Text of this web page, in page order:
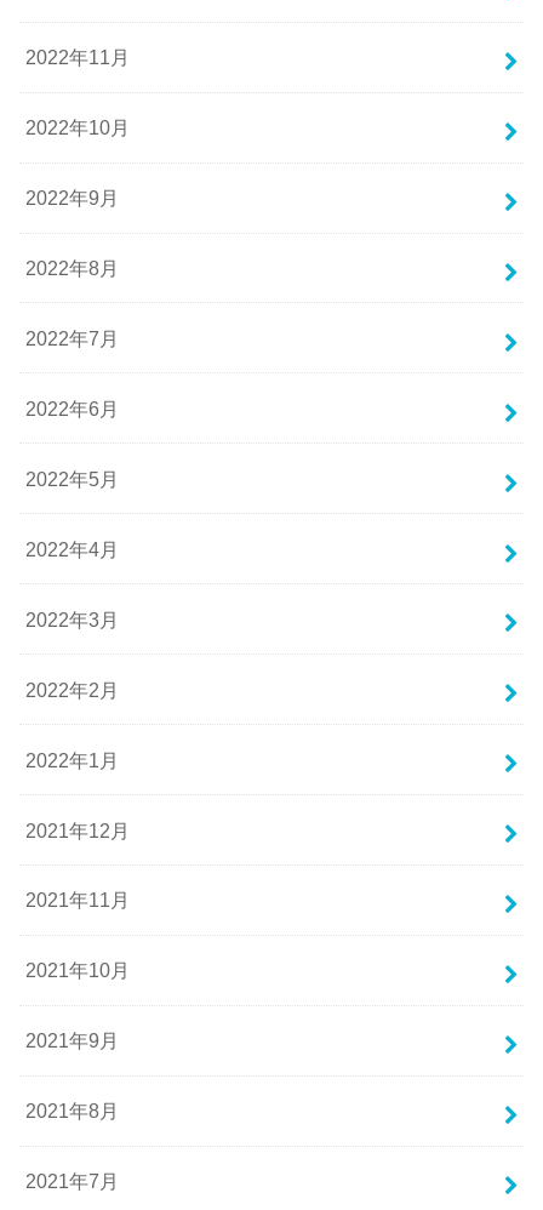
2022年11月
2022年10月
2022年9月
2022年8月
2022年7月
2022年6月
2022年5月
2022年4月
2022年3月
2022年2月
2022年1月
2021年12月
2021年11月
2021年10月
2021年9月
2021年8月
2021年7月